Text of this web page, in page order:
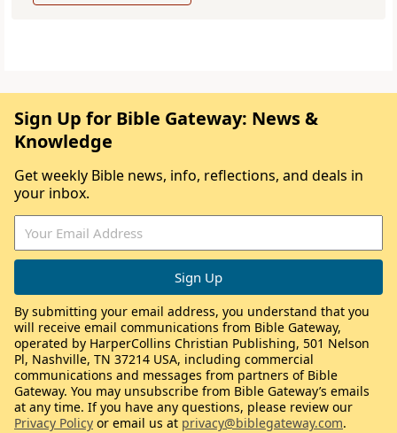
Sign Up for Bible Gateway: News &
Knowledge
Get weekly Bible news, info, reflections, and deals in
your inbox.
By submitting your email address, you understand that you
will receive email communications from Bible Gateway,
operated by HarperCollins Christian Publishing, 501 Nelson
Pl, Nashville, TN 37214 USA, including commercial
communications and messages from partners of Bible
Gateway. You may unsubscribe from Bible Gateway’s emails
at any time. If you have any questions, please review our
Privacy Policy or email us at privacy@biblegateway.com.